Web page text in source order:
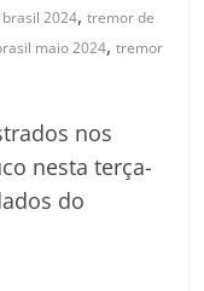
2024,tremor de
maio 2024,tremor
nos
nesta terça-
do